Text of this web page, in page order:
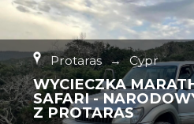
Protaras → Cypr
WYCIECZKA
SAFARI -
Z PROTARAS